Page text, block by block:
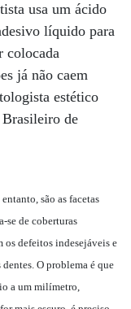
usa um ácido
líquido para
colocada
já não caem
estético
de
são as facetas
se de coberturas
os defeitos indesejáveis e
O problema é que
a um milímetro,